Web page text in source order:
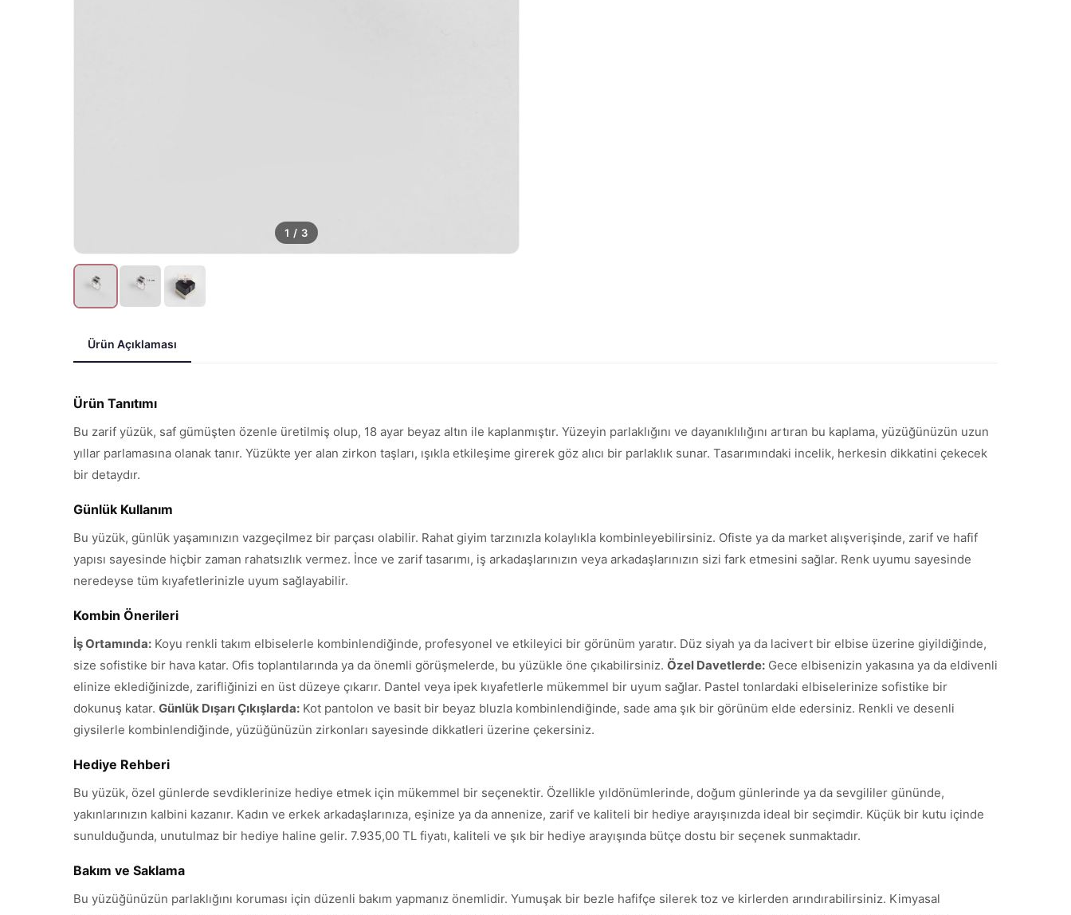
1 / 3
Ürün Açıklaması
Ürün Tanıtımı
Bu zarif yüzük, saf gümüşten özenle üretilmiş olup, 18 ayar beyaz altın ile kaplanmıştır. Yüzeyin parlaklığını ve dayanıklılığını artıran bu kaplama, yüzüğünüzün uzun
yıllar parlamasına olanak tanır. Yüzükte yer alan zirkon taşları, ışıkla etkileşime girerek göz alıcı bir parlaklık sunar. Tasarımındaki incelik, herkesin dikkatini çekecek
bir detaydır.
Günlük Kullanım
Bu yüzük, günlük yaşamınızın vazgeçilmez bir parçası olabilir. Rahat giyim tarzınızla kolaylıkla kombinleyebilirsiniz. Ofiste ya da market alışverişinde, zarif ve hafif
yapısı sayesinde hiçbir zaman rahatsızlık vermez. İnce ve zarif tasarımı, iş arkadaşlarınızın veya arkadaşlarınızın sizi fark etmesini sağlar. Renk uyumu sayesinde
neredeyse tüm kıyafetlerinizle uyum sağlayabilir.
Kombin Önerileri
İş Ortamında: Koyu renkli takım elbiselerle kombinlendiğinde, profesyonel ve etkileyici bir görünüm yaratır. Düz siyah ya da lacivert bir elbise üzerine giyildiğinde,
size sofistike bir hava katar. Ofis toplantılarında ya da önemli görüşmelerde, bu yüzükle öne çıkabilirsiniz. Özel Davetlerde: Gece elbisenizin yakasına ya da eldivenli
elinize eklediğinizde, zarifliğinizi en üst düzeye çıkarır. Dantel veya ipek kıyafetlerle mükemmel bir uyum sağlar. Pastel tonlardaki elbiselerinize sofistike bir
dokunuş katar. Günlük Dışarı Çıkışlarda: Kot pantolon ve basit bir beyaz bluzla kombinlendiğinde, sade ama şık bir görünüm elde edersiniz. Renkli ve desenli
giysilerle kombinlendiğinde, yüzüğünüzün zirkonları sayesinde dikkatleri üzerine çekersiniz.
Hediye Rehberi
Bu yüzük, özel günlerde sevdiklerinize hediye etmek için mükemmel bir seçenektir. Özellikle yıldönümlerinde, doğum günlerinde ya da sevgililer gününde,
yakınlarınızın kalbini kazanır. Kadın ve erkek arkadaşlarınıza, eşinize ya da annenize, zarif ve kaliteli bir hediye arayışınızda ideal bir seçimdir. Küçük bir kutu içinde
sunulduğunda, unutulmaz bir hediye haline gelir. 7.935,00 TL fiyatı, kaliteli ve şık bir hediye arayışında bütçe dostu bir seçenek sunmaktadır.
Bakım ve Saklama
Bu yüzüğünüzün parlaklığını koruması için düzenli bakım yapmanız önemlidir. Yumuşak bir bezle hafifçe silerek toz ve kirlerden arındırabilirsiniz. Kimyasal